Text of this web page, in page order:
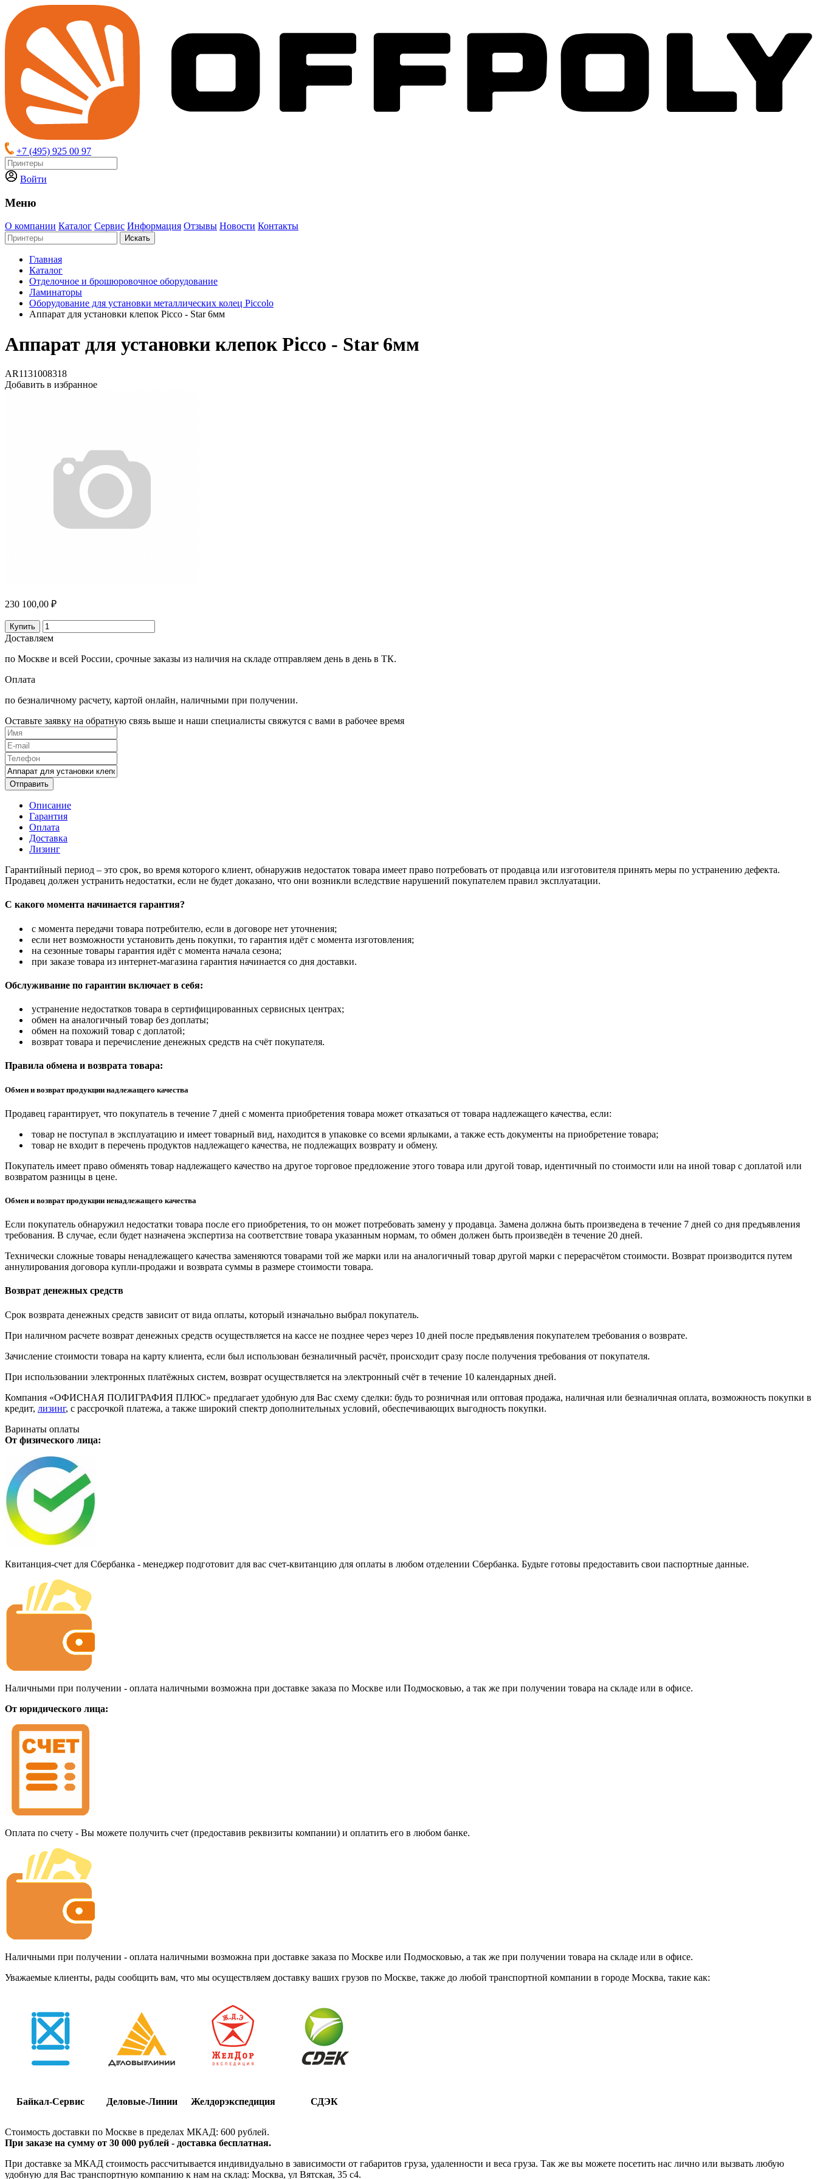
+7 (495) 925 00 97
Войти
Меню
О компании Каталог Сервис Информация Отзывы Новости Контакты
Искать
Главная
Каталог
Отделочное и брошюровочное оборудование
Ламинаторы
Оборудование для установки металлических колец Piccolo
Аппарат для установки клепок Picco - Star 6мм
Аппарат для установки клепок Picco - Star 6мм
AR1131008318
Добавить в избранное
230 100,00 ₽
Купить
Доставляем
по Москве и всей России, срочные заказы из наличия на складе отправляем день в день в ТК.
Оплата
по безналичному расчету, картой онлайн, наличными при получении.
Оставьте заявку на обратную связь выше и наши специалисты свяжутся с вами в рабочее время
Отправить
Описание
Гарантия
Оплата
Доставка
Лизинг
Гарантийный период – это срок, во время которого клиент, обнаружив недостаток товара имеет право потребовать от продавца или изготовителя принять меры по устранению дефекта.
Продавец должен устранить недостатки, если не будет доказано, что они возникли вследствие нарушений покупателем правил эксплуатации.
С какого момента начинается гарантия?
с момента передачи товара потребителю, если в договоре нет уточнения;
если нет возможности установить день покупки, то гарантия идёт с момента изготовления;
на сезонные товары гарантия идёт с момента начала сезона;
при заказе товара из интернет-магазина гарантия начинается со дня доставки.
Обслуживание по гарантии включает в себя:
устранение недостатков товара в сертифицированных сервисных центрах;
обмен на аналогичный товар без доплаты;
обмен на похожий товар с доплатой;
возврат товара и перечисление денежных средств на счёт покупателя.
Правила обмена и возврата товара:
Обмен и возврат продукции надлежащего качества
Продавец гарантирует, что покупатель в течение 7 дней с момента приобретения товара может отказаться от товара надлежащего качества, если:
товар не поступал в эксплуатацию и имеет товарный вид, находится в упаковке со всеми ярлыками, а также есть документы на приобретение товара;
товар не входит в перечень продуктов надлежащего качества, не подлежащих возврату и обмену.
Покупатель имеет право обменять товар надлежащего качество на другое торговое предложение этого товара или другой товар, идентичный по стоимости или на иной товар с доплатой или
возвратом разницы в цене.
Обмен и возврат продукции ненадлежащего качества
Если покупатель обнаружил недостатки товара после его приобретения, то он может потребовать замену у продавца. Замена должна быть произведена в течение 7 дней со дня предъявления
требования. В случае, если будет назначена экспертиза на соответствие товара указанным нормам, то обмен должен быть произведён в течение 20 дней.
Технически сложные товары ненадлежащего качества заменяются товарами той же марки или на аналогичный товар другой марки с перерасчётом стоимости. Возврат производится путем
аннулирования договора купли-продажи и возврата суммы в размере стоимости товара.
Возврат денежных средств
Срок возврата денежных средств зависит от вида оплаты, который изначально выбрал покупатель.
При наличном расчете возврат денежных средств осуществляется на кассе не позднее через через 10 дней после предъявления покупателем требования о возврате.
Зачисление стоимости товара на карту клиента, если был использован безналичный расчёт, происходит сразу после получения требования от покупателя.
При использовании электронных платёжных систем, возврат осуществляется на электронный счёт в течение 10 календарных дней.
Компания «ОФИСНАЯ ПОЛИГРАФИЯ ПЛЮС» предлагает удобную для Вас схему сделки: будь то розничная или оптовая продажа, наличная или безналичная оплата, возможность покупки в
кредит, лизинг, с рассрочкой платежа, а также широкий спектр дополнительных условий, обеспечивающих выгодность покупки.
Варинаты оплаты
От физического лица:
Квитанция-счет для Сбербанка - менеджер подготовит для вас счет-квитанцию для оплаты в любом отделении Сбербанка. Будьте готовы предоставить свои паспортные данные.
Наличными при получении - оплата наличными возможна при доставке заказа по Москве или Подмосковью, а так же при получении товара на складе или в офисе.
От юридического лица:
Оплата по счету - Вы можете получить счет (предоставив реквизиты компании) и оплатить его в любом банке.
Наличными при получении - оплата наличными возможна при доставке заказа по Москве или Подмосковью, а так же при получении товара на складе или в офисе.
Уважаемые клиенты, рады сообщить вам, что мы осуществляем доставку ваших грузов по Москве, также до любой транспортной компании в городе Москва, такие как:
Байкал-Сервис Деловые-Линии Желдорэкспедиция СДЭК
Стоимость доставки по Москве в пределах МКАД: 600 рублей.
При заказе на сумму от 30 000 рублей - доставка бесплатная.
При доставке за МКАД стоимость рассчитывается индивидуально в зависимости от габаритов груза, удаленности и веса груза. Так же вы можете посетить нас лично или вызвать любую
удобную для Вас транспортную компанию к нам на склад: Москва, ул Вятская, 35 c4.